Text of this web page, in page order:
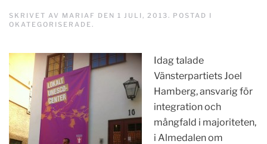
SKRIVET AV MARIAF DEN 1 JULI, 2013. POSTAD I
OKATEGORISERADE.
Idag talade
Vänsterpartiets Joel
Hamberg, ansvarig för
integration och
mångfald i majoriteten,
i Almedalen om